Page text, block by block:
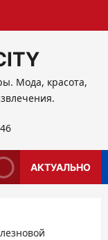
Мода, красота,
АКТУАЛЬНО